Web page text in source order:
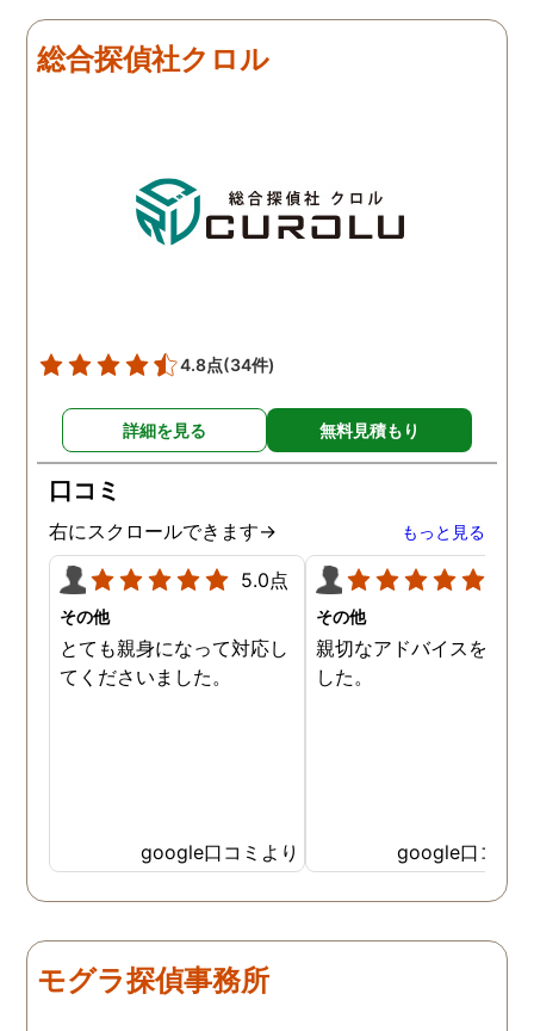
総合探偵社クロル
4.8点(34件)
詳細を見る 無料見積もり
口コミ
右にスクロールできます→ もっと見る
5.0点
その他
とても親身になって対応し
てくださいました。
google口コミより
その他
親切なアドバイスを頂き
した。
google口コミ
モグラ探偵事務所